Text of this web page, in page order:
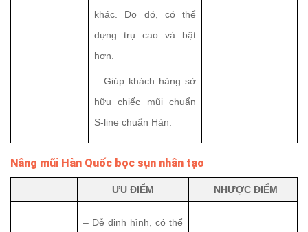
khác. Do đó, có thể
dựng trụ cao và bật
hơn.
– Giúp khách hàng sở
hữu chiếc mũi chuẩn
S-line chuẩn Hàn.
Nâng mũi Hàn Quốc bọc sụn nhân tạo
ƯU ĐIỂM NHƯỢC ĐIỂM
– Dễ định hình, có thể